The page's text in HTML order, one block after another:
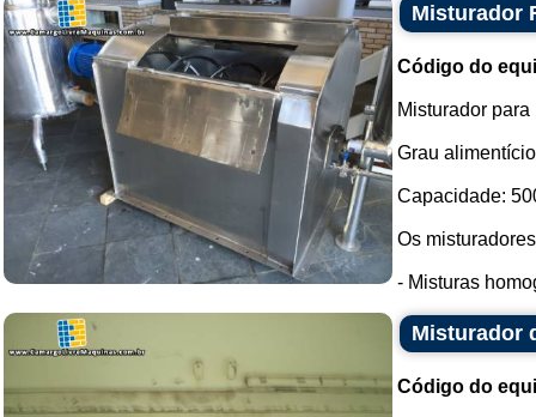
Misturador
Código do
Misturador
Grau
Capacidade:
Os
- Misturas
Misturador
Código do